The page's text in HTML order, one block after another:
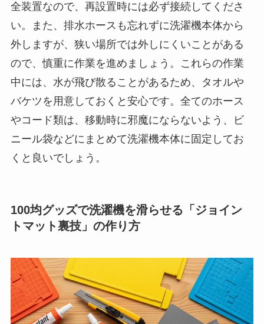
全装置なので、再設置時には必ず接続してくださ
い。また、排水ホースも忘れずに洗濯機本体から
外しますが、狭い場所では外しにくいことがある
ので、慎重に作業を進めましょう。これらの作業
中には、水が飛び散ることがあるため、タオルや
バケツを用意しておくと安心です。全てのホース
やコード類は、移動時に邪魔にならないよう、ビ
ニール袋などにまとめて洗濯機本体に固定してお
くと良いでしょう。
100均グッズで洗濯機を滑らせる「ジョイン
トマット裏技」の作り方